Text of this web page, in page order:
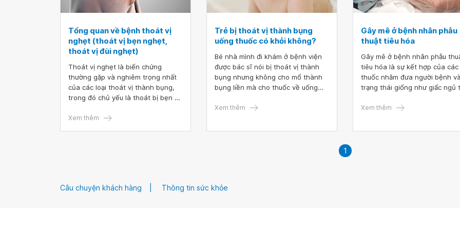
Tổng quan về bệnh thoát vị
nghẹt (thoát vị bẹn nghẹt,
thoát vị đùi nghẹt)
Thoát vị nghẹt là biến chứng
thường gặp và nghiêm trọng nhất
của các loại thoát vị thành bụng,
trong đó chủ yếu là thoát bị bẹn và
tình trạng y tế đe dọa tính mạng.
Xem thêm
Trẻ bị thoát vị thành bụng
uống thuốc có khỏi không?
Bé nhà mình đi khám ở bệnh viện
được bác sĩ nói bị thoát vị thành
bụng nhưng không cho mổ thành
bụng liền mà cho thuốc về uống
tại mình đang rất lo, bác sĩ có thể
Xem thêm
Gây mê ở bệnh nhân phẫu
thuật tiêu hóa
Gây mê ở bệnh nhân phẫu
tiêu hóa là sự kết hợp của các
thuốc nhằm đưa người bệnh
trạng thái giống như giấc ngủ
toàn thân, do não của người
Xem thêm
1
Câu chuyện khách hàng Thông tin sức khỏe